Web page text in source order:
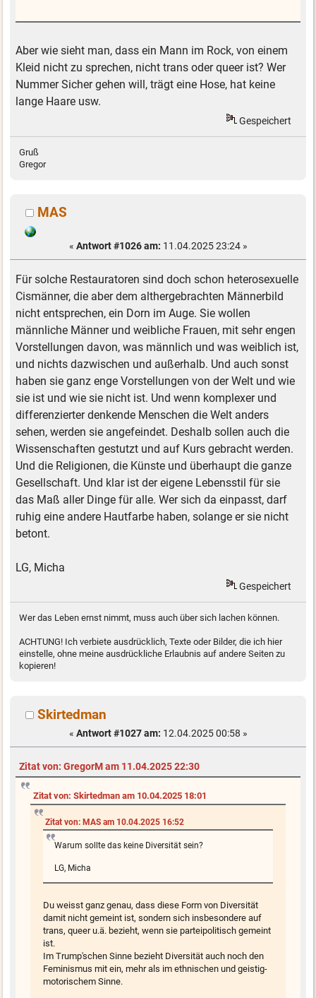
Aber wie sieht man, dass ein Mann im Rock, von einem
Kleid nicht zu sprechen, nicht trans oder queer ist? Wer
Nummer Sicher gehen will, trägt eine Hose, hat keine
lange Haare usw.
Gespeichert
Gruß
Gregor
MAS
« Antwort #1026 am: 11.04.2025 23:24 »
Für solche Restauratoren sind doch schon heterosexuelle
Cismänner, die aber dem althergebrachten Männerbild
nicht entsprechen, ein Dorn im Auge. Sie wollen
männliche Männer und weibliche Frauen, mit sehr engen
Vorstellungen davon, was männlich und was weiblich ist,
und nichts dazwischen und außerhalb. Und auch sonst
haben sie ganz enge Vorstellungen von der Welt und wie
sie ist und wie sie nicht ist. Und wenn komplexer und
differenzierter denkende Menschen die Welt anders
sehen, werden sie angefeindet. Deshalb sollen auch die
Wissenschaften gestutzt und auf Kurs gebracht werden.
Und die Religionen, die Künste und überhaupt die ganze
Gesellschaft. Und klar ist der eigene Lebensstil für sie
das Maß aller Dinge für alle. Wer sich da einpasst, darf
ruhig eine andere Hautfarbe haben, solange er sie nicht
betont.
LG, Micha
Gespeichert
Wer das Leben ernst nimmt, muss auch über sich lachen können.
ACHTUNG! Ich verbiete ausdrücklich, Texte oder Bilder, die ich hier
einstelle, ohne meine ausdrückliche Erlaubnis auf andere Seiten zu
kopieren!
Skirtedman
« Antwort #1027 am: 12.04.2025 00:58 »
Zitat von: GregorM am 11.04.2025 22:30
Zitat von: Skirtedman am 10.04.2025 18:01
Zitat von: MAS am 10.04.2025 16:52
Warum sollte das keine Diversität sein?
LG, Micha
Du weisst ganz genau, dass diese Form von Diversität
damit nicht gemeint ist, sondern sich insbesondere auf
trans, queer u.ä. bezieht, wenn sie parteipolitisch gemeint
ist.
Im Trump'schen Sinne bezieht Diversität auch noch den
Feminismus mit ein, mehr als im ethnischen und geistig-
motorischem Sinne.